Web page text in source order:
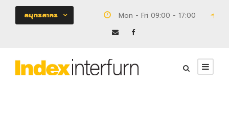
สมุทรสาคร Mon - Fri 09:00 - 17:00